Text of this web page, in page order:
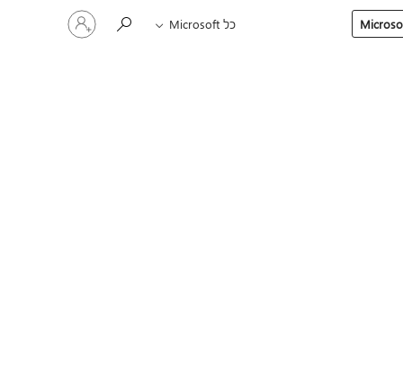
כל Microsoft
היכנס
לחשבון
שלך